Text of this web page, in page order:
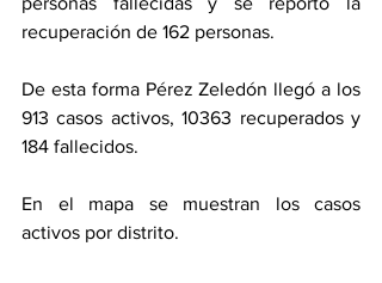
recuperación de 162 personas.
De esta forma Pérez Zeledón llegó a los
913 casos activos, 10363 recuperados y
184 fallecidos.
En el mapa se muestran los casos
activos por distrito.